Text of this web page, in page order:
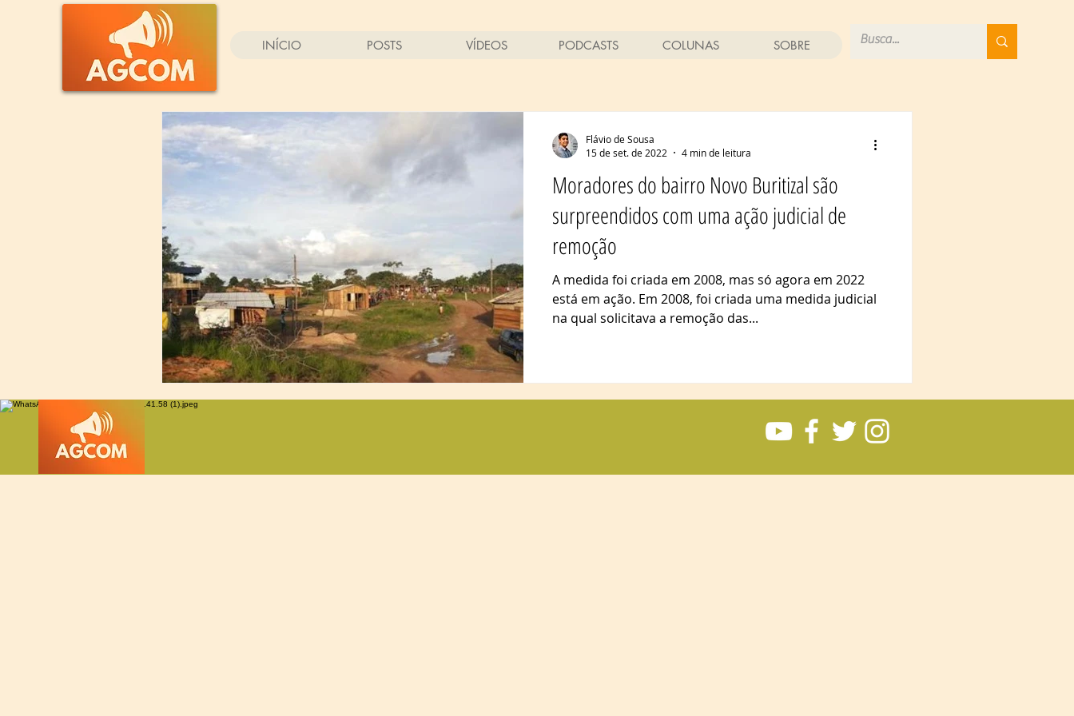
INÍCIO POSTS VÍDEOS PODCASTS COLUNAS SOBRE
Moradores do bairro Novo Buritizal são
surpreendidos com uma ação judicial de
remoção
A medida foi criada em 2008, mas só agora em 2022
está em ação. Em 2008, foi criada uma medida judicial
na qual solicitava a remoção das...
Flávio de Sousa
15 de set. de 2022
4 min de leitura